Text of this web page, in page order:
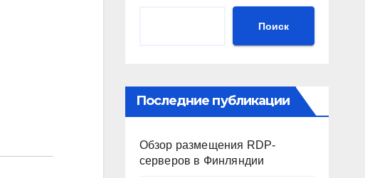
Поиск
Последние публикации
Обзор размещения RDP-
серверов в Финляндии